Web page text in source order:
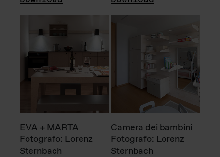
EVA + MARTA
Fotografo: Lorenz
Sternbach
Camera dei bambini
Fotografo: Lorenz
Sternbach